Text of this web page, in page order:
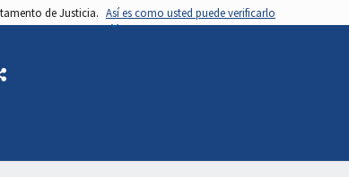
de Justicia. Así es como usted puede verificarlo
Comparte